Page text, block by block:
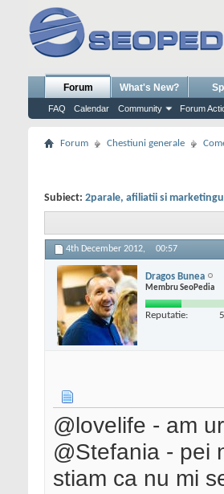
Forum
FAQ Calendar Community Forum
What's New?
Forum Chestiuni generale
Subiect: 2parale, afiliatii si
4th December 2012, 00:57
Dragos Bunea
Membru SeoPedia
Reputatie:
@lovelife - am
@Stefania - pei
stiam ca nu mi